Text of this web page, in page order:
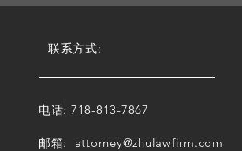
联系方式:
电话: 718-813-7867
邮箱: attorney@zhulawfirm.com